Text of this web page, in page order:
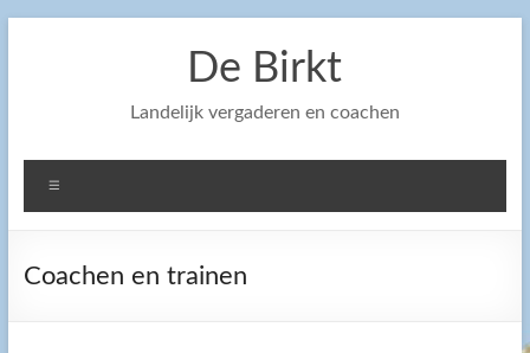
De Birkt
Landelijk vergaderen en coachen
Coachen en trainen